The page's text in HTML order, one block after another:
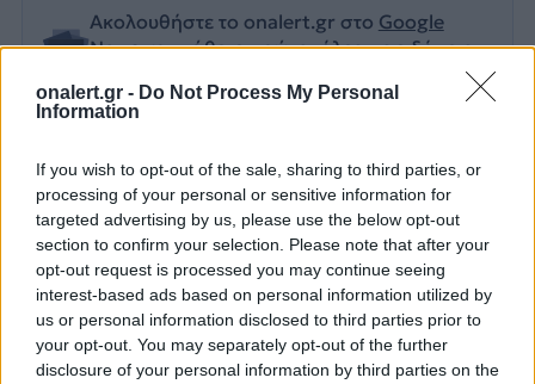
onalert.gr - Do Not Process My Personal
Information
If you wish to opt-out of the sale, sharing to third parties, or
processing of your personal or sensitive information for
targeted advertising by us, please use the below opt-out
section to confirm your selection. Please note that after your
opt-out request is processed you may continue seeing
interest-based ads based on personal information utilized by
us or personal information disclosed to third parties prior to
your opt-out. You may separately opt-out of the further
disclosure of your personal information by third parties on the
Διάβασε επίσης
Ακολουθήστε το onalert.gr στο Google
Newsκαι μάθετε πρώτοι όλες τις ειδήσεις